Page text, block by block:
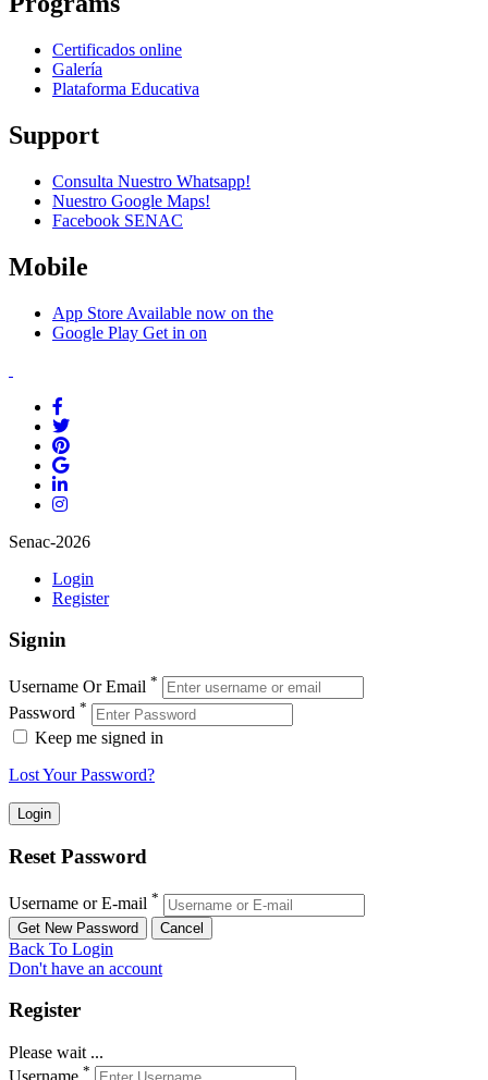
Certificados online
Galería
Plataforma Educativa
Support
Consulta Nuestro Whatsapp!
Nuestro Google Maps!
Facebook SENAC
Mobile
App Store Available now on the
Google Play Get in on
Senac-2026
Login
Register
Signin
Username Or Email *
Password *
Keep me signed in
Lost Your Password?
Reset Password
Username or E-mail *
Back To Login
Don't have an account
Register
Please wait ...
*